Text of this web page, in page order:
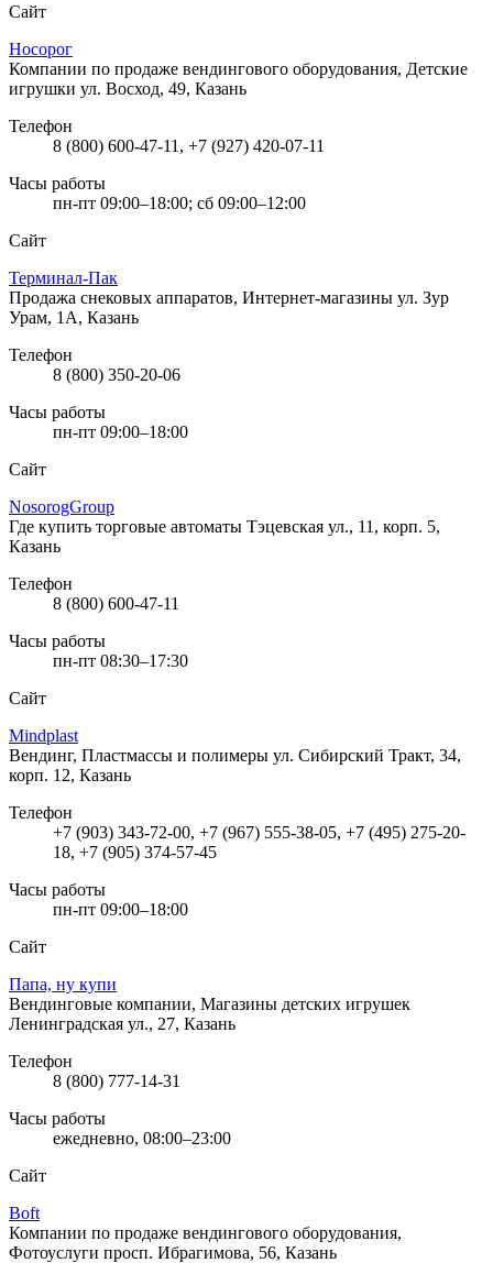
Сайт
Носорог
Компании по продаже вендингового оборудования, Детские
игрушки ул. Восход, 49, Казань
Телефон
8 (800) 600-47-11, +7 (927) 420-07-11
Часы работы
пн-пт 09:00–18:00; сб 09:00–12:00
Сайт
Терминал-Пак
Продажа снековых аппаратов, Интернет-магазины ул. Зур
Урам, 1А, Казань
Телефон
8 (800) 350-20-06
Часы работы
пн-пт 09:00–18:00
Сайт
NosorogGroup
Где купить торговые автоматы Тэцевская ул., 11, корп. 5,
Казань
Телефон
8 (800) 600-47-11
Часы работы
пн-пт 08:30–17:30
Сайт
Mindplast
Вендинг, Пластмассы и полимеры ул. Сибирский Тракт, 34,
корп. 12, Казань
Телефон
+7 (903) 343-72-00, +7 (967) 555-38-05, +7 (495) 275-20-
18, +7 (905) 374-57-45
Часы работы
пн-пт 09:00–18:00
Сайт
Папа, ну купи
Вендинговые компании, Магазины детских игрушек
Ленинградская ул., 27, Казань
Телефон
8 (800) 777-14-31
Часы работы
ежедневно, 08:00–23:00
Сайт
Boft
Компании по продаже вендингового оборудования,
Фотоуслуги просп. Ибрагимова, 56, Казань